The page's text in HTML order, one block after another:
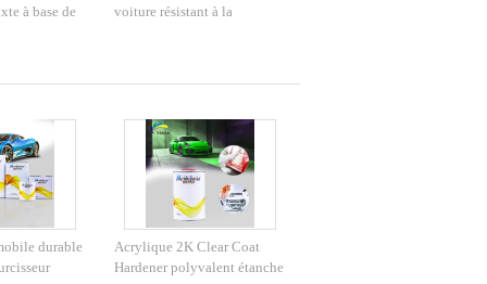
à base de
voiture résistant à la
durable
Acrylique 2K Clear Coat
Hardener polyvalent étanche